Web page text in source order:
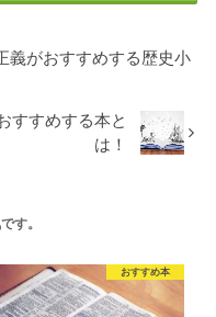
義がおすすめする歴史小
すすめする本と
は！
す。
おすすめ本